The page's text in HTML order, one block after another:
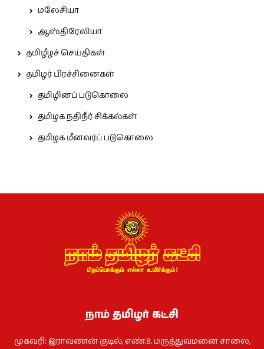
மலேசியா
ஆஸ்திரேலியா
தமிழீழச் செய்திகள்
தமிழர் பிரச்சினைகள்
தமிழினப் படுகொலை
தமிழக நதிநீர் சிக்கல்கள்
தமிழக மீனவர்ப் படுகொலை
நாம் தமிழர் கட்சி
முகவரி: இராவணன் குடில், எண்.8. மருத்துவமனை சாலை,